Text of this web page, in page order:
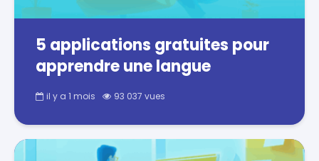
5 applications gratuites pour
apprendre une langue
il y a 1 mois 93 037 vues